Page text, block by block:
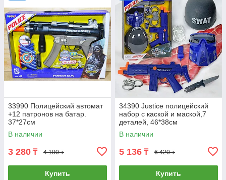
33990 Полицейский автомат
+12 патронов на батар.
37*27см
В наличии
3 280 ₸ 4 100 ₸
Купить
34390 Justice полицейский
набор с каской и маской,7
деталей, 46*38см
В наличии
5 136 ₸ 6 420 ₸
Купить